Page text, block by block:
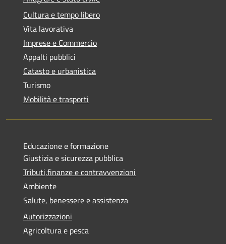
Cultura e tempo libero
Vita lavorativa
Imprese e Commercio
Appalti pubblici
Catasto e urbanistica
Turismo
Mobilità e trasporti
Educazione e formazione
Giustizia e sicurezza pubblica
Tributi,finanze e contravvenzioni
Ambiente
Salute, benessere e assistenza
Autorizzazioni
Agricoltura e pesca